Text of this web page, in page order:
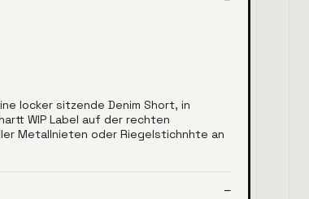
locker sitzende Denim Short, in
WIP Label auf der rechten
Metallnieten oder Riegelstichnhte an